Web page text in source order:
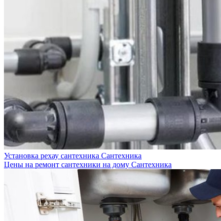
Установка рехау сантехника Сантехника
Цены на ремонт сантехники на дому Сантехника